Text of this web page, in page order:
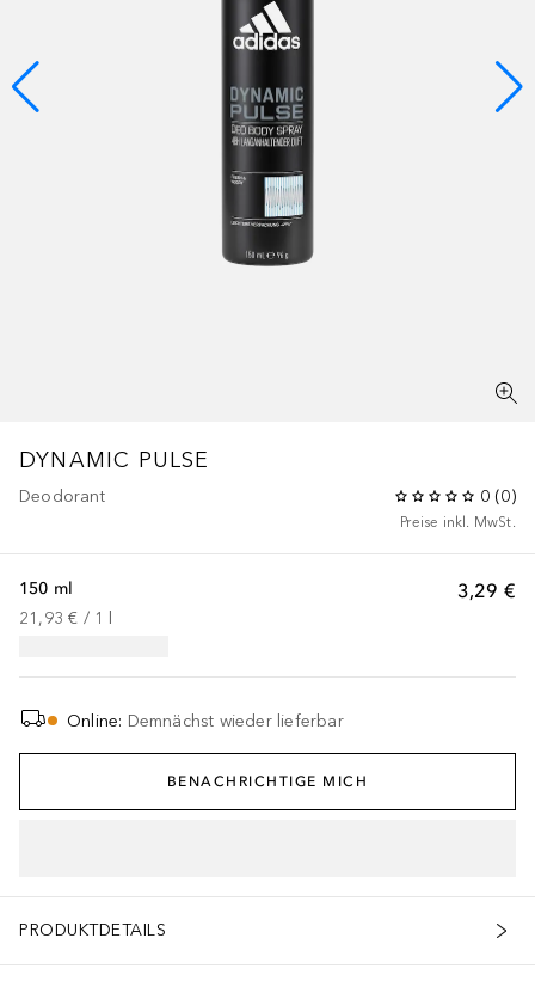
DYNAMIC PULSE
Deodorant 0 (0)
Preise inkl. MwSt.
3,29 €
150 ml
21,93 € / 1
Online: Demnächst wieder lieferbar
BENACHRICHTIGE MICH
PRODUKTDETAILS